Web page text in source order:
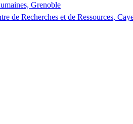
Grenoble
de Recherches et de Ressources,